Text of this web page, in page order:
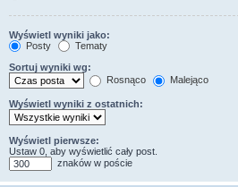
Wyświetl wyniki jako:
Posty
Tematy
Sortuj wyniki wg:
Rosnąco
Malejąco
Wyświetl wyniki z ostatnich:
Wyświetl pierwsze:
Ustaw 0, aby wyświetlić cały post.
znaków w poście